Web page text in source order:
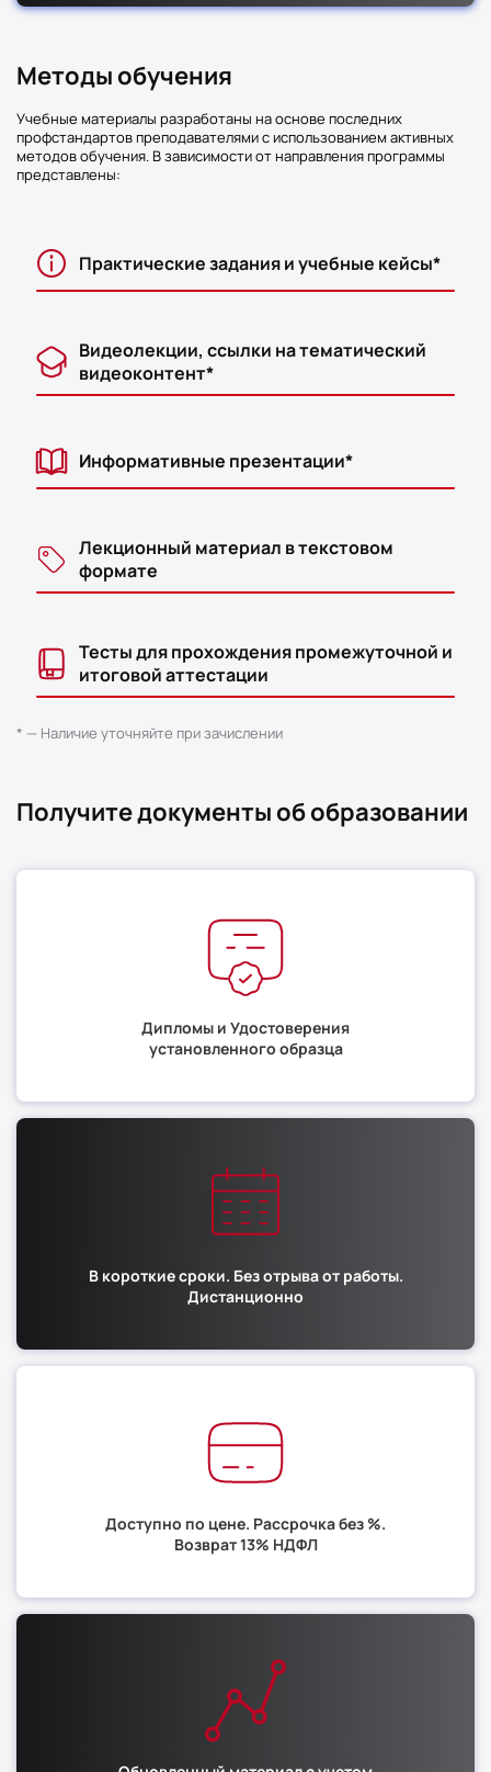
Методы обучения
Учебные материалы разработаны на основе последних
профстандартов преподавателями с использованием активных
методов обучения. В зависимости от направления программы
представлены:
Практические задания и учебные кейсы*
Видеолекции, ссылки на тематический
видеоконтент*
Информативные презентации*
Лекционный материал в текстовом
формате
Тесты для прохождения промежуточной и
итоговой аттестации
* — Наличие уточняйте при зачислении
Получите документы об образовании
Дипломы и Удостоверения
установленного образца
В короткие сроки. Без отрыва от работы.
Дистанционно
Доступно по цене. Рассрочка без %.
Возврат 13% НДФЛ